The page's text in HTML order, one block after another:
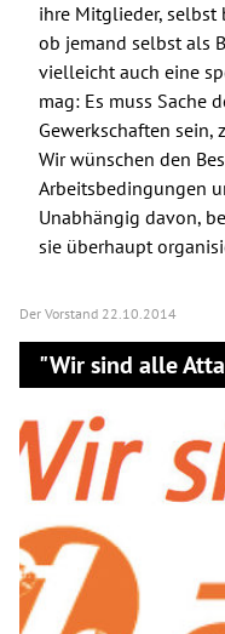
ihre Mitglieder, selbst
ob jemand selbst als
vielleicht auch eine
mag: Es muss Sache
Gewerkschaften sein,
Wir wünschen den
Arbeitsbedingungen
Unabhängig davon,
sie überhaupt
Der Vorstand 22.10.2014
"Wir sind alle